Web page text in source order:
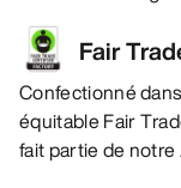
Fair
Confectionné
équitable Fair
fait partie de notre